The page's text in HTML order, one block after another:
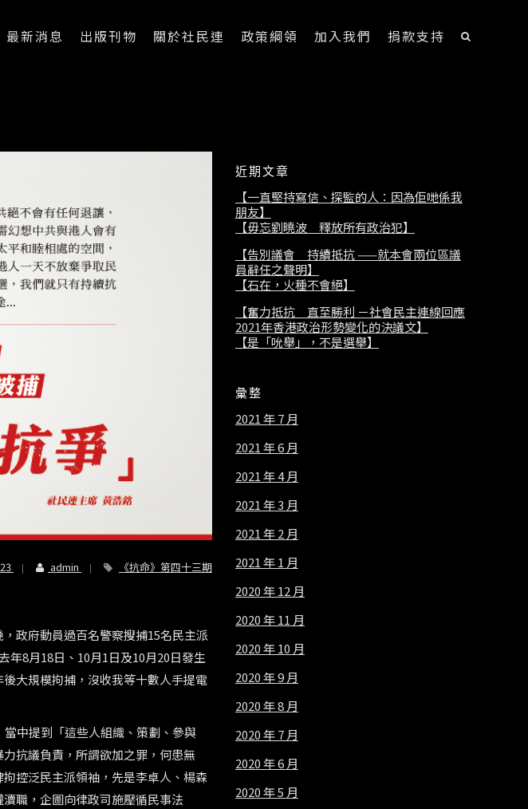
最新消息 出版刊物 關於社民連 政策綱領 加入我們 捐款支持
admin 《抗命》第四十三期
政府動員過百名警察搜捕15名民主派
年8月18日、 10月1日及10月20日發生
大規模拘捕，沒收我等十數人手提電
中提到「這些人組織、策劃、參與
抗議負責，所謂欲加之罪，何患無
控泛民主派領袖，先是李卓人、楊森
職，企圖向律政司施壓循民事法
近期文章
【一直堅持寫信、探監的人：因為佢哋係我
朋友】
【毋忘劉曉波 釋放所有政治犯】
【告別議會 持續抵抗 ——就本會兩位區議
員辭任之聲明】
【石在，火種不會絕】
【奮力抵抗 直至勝利 －社會民主連線回應
2021年香港政治形勢變化的決議文】
【是「吮舉」，不是選舉】
彙整
2021 年 7 月
2021 年 6 月
2021 年 4 月
2021 年 3 月
2021 年 2 月
2021 年 1 月
2020 年 12 月
2020 年 11 月
2020 年 10 月
2020 年 9 月
2020 年 8 月
2020 年 7 月
2020 年 6 月
2020 年 5 月